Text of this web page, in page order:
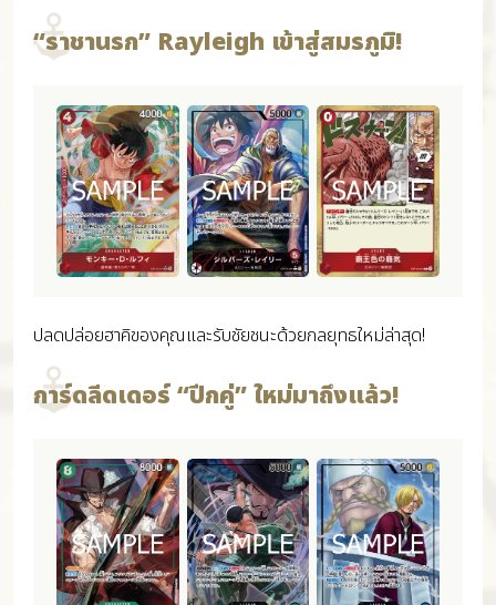
“ราชานรก” Rayleigh เข้าสู่สมรภูมิ!
ปลดปล่อยฮาคิของคุณและรับชัยชนะด้วยกลยุทธใหม่ล่าสุด!
การ์ดลีดเดอร์ “ปีกคู่” ใหม่มาถึงแล้ว!